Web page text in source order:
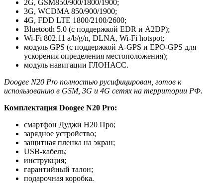
2G, GSM850/900/1800/1900;
3G, WCDMA 850/900/1900;
4G, FDD LTE 1800/2100/2600;
Bluetooth 5.0 (с поддержкой EDR и A2DP);
Wi-Fi 802.11 а/b/g/n, DLNA, Wi-Fi hotspot;
модуль GPS (с поддержкой A-GPS и EPO-GPS для
ускорения определения местоположения);
модуль навигации ГЛОНАСС.
Doogee N20 Pro полностью русифицирован, готов к
использованию в GSM, 3G и 4G сетях на территории РФ.
Комплектация Doogee N20 Pro:
смартфон Дуджи Н20 Про;
зарядное устройство;
защитная пленка на экран;
USB-кабель;
инструкция;
гарантийный талон;
подарочная коробка.